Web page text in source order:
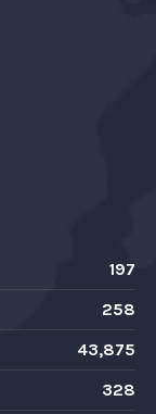
197
258
43,875
328